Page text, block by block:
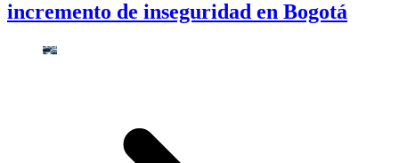
incremento de inseguridad en Bogotá